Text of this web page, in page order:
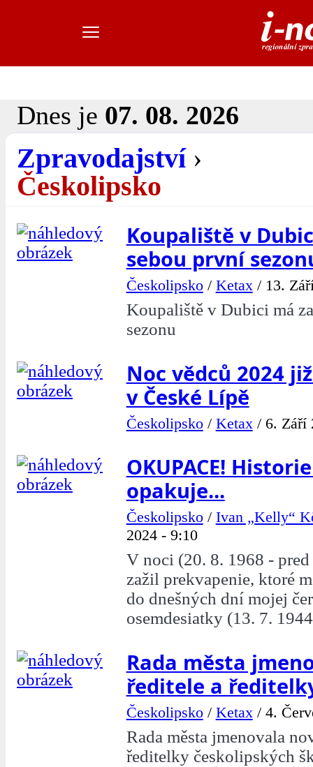
Dnes je 07. 08. 2026
Zpravodajství›
Českolipsko
Koupaliště v
sebou první
Českolipsko/ Ketax/ 13.
Koupaliště v Dubici má
sezonu
Noc vědců 2024
v České Lípě
Českolipsko/ Ketax/ 6. Září
OKUPACE!
opakuje...
Českolipsko/ Ivan „Kelly“
2024 - 9:10
V noci (20. 8. 1968 -
zažil prekvapenie, ktoré
do dnešných dní mojej
osemdesiatky (13. 7.
Rada města
ředitele a
Českolipsko/ Ketax/ 4.
Rada města jmenovala
ředitelky českolipských